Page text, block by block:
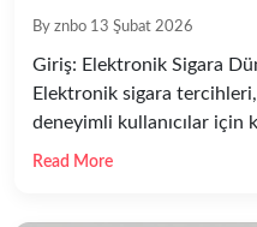
By znbo 13 Şubat 2026
Giriş: Elektronik Sigara
Elektronik sigara
deneyimli kullanıcılar için
metinde, pazarın dikkat
Read More